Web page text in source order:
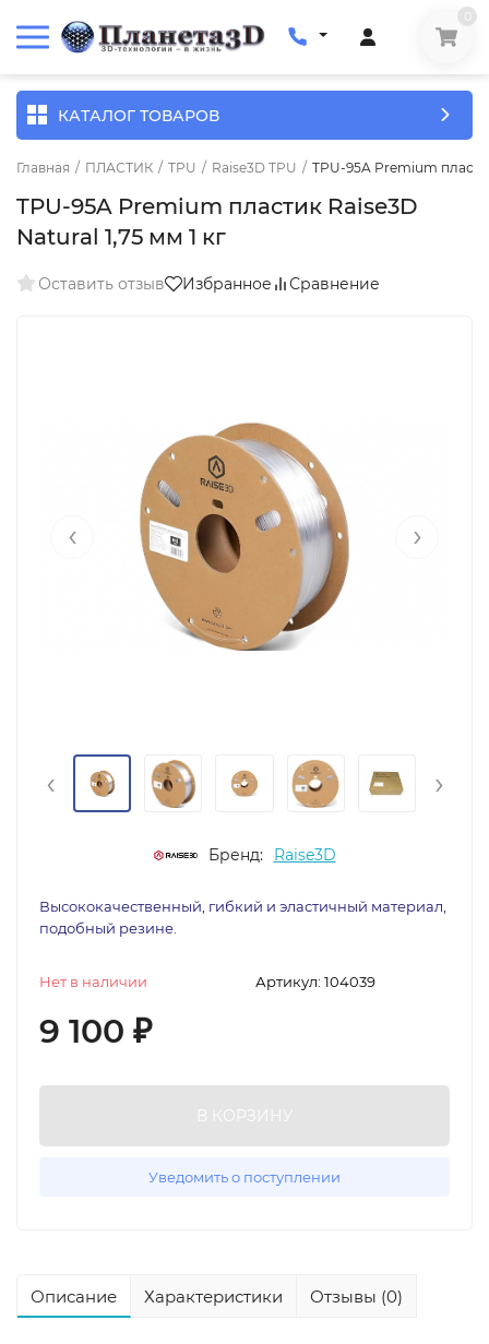
КАТАЛОГ ТОВАРОВ
Главная / ПЛАСТИК / TPU / Raise3D TPU / TPU-95A Premium
TPU-95A Premium пластик Raise3D
Natural 1,75 мм 1 кг
Оставить отзыв Избранное Сравнение
‹ ›
‹ ›
Бренд: Raise3D
Высококачественный, гибкий и эластичный материал,
подобный резине.
Артикул: 104039
Нет в наличии
9 100 ₽
В КОРЗИНУ
Уведомить о поступлении
Описание Характеристики Отзывы (0)